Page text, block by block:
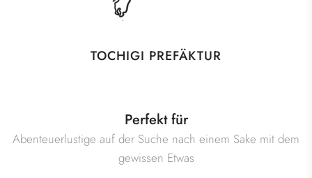
TOCHIGI PREFÄKTUR
Perfekt für
Abenteuerlustige auf der Suche nach einem Sake mit dem
gewissen Etwas